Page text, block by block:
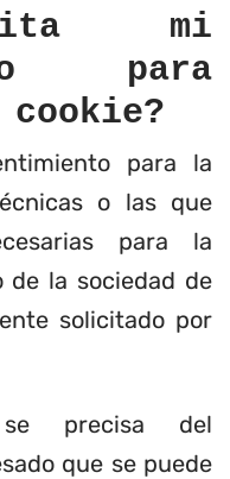
mi
para
para la
o las que
para la
de la sociedad de
solicitado por
precisa del
que se puede